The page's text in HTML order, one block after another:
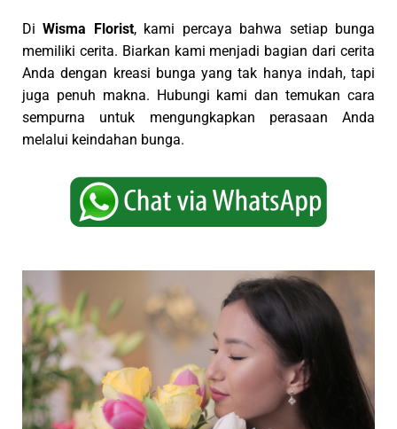
DiWisma Florist, kami percaya bahwa setiap bunga
memiliki cerita. Biarkan kami menjadi bagian dari cerita
Anda dengan kreasi bunga yang tak hanya indah, tapi
juga penuh makna. Hubungi kami dan temukan cara
sempurna untuk mengungkapkan perasaan Anda
melalui keindahan bunga.